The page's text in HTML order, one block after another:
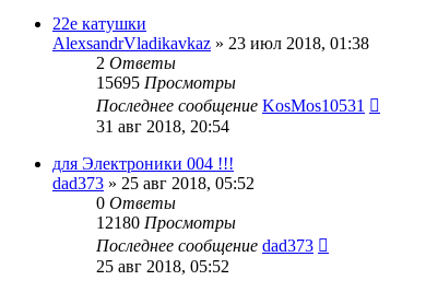
22e катушки
AlexsandrVladikavkaz » 23 июл 2018, 01:38
2 Ответы
15695 Просмотры
Последнее сообщение KosMos10531
31 авг 2018, 20:54
для Электроники 004 !!!
dad373 » 25 авг 2018, 05:52
0 Ответы
12180 Просмотры
Последнее сообщение dad373
25 авг 2018, 05:52